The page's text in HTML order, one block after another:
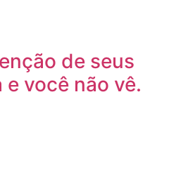
de seus
você não vê.